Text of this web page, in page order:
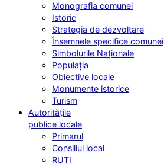
Monografia comunei
Istoric
Strategia de dezvoltare
Însemnele specifice comunei
Simbolurile Naționale
Populația
Obiective locale
Monumente istorice
Turism
Autoritățile
publice locale
Primarul
Consiliul local
RUTI